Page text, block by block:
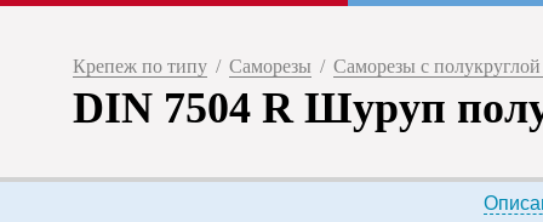
Крепеж по типу / Саморезы / Саморезы с
DIN 7504 R Шуруп